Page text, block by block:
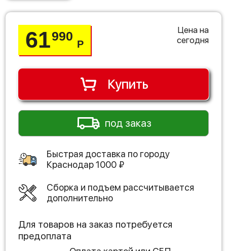
61990
Р
Цена на
сегодня
Купить
под заказ
Быстрая доставка по городу
Краснодар1000 ₽
Сборка и подъем рассчитывается
дополнительно
Для товаров на заказ потребуется
предоплата